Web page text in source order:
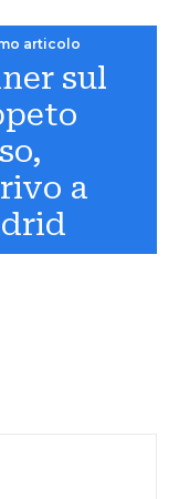
articolo
sul
a